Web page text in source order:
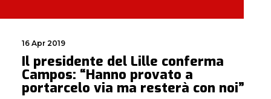
16 Apr 2019
Il presidente del Lille conferma
Campos: “Hanno provato a
portarcelo via ma resterà con noi”